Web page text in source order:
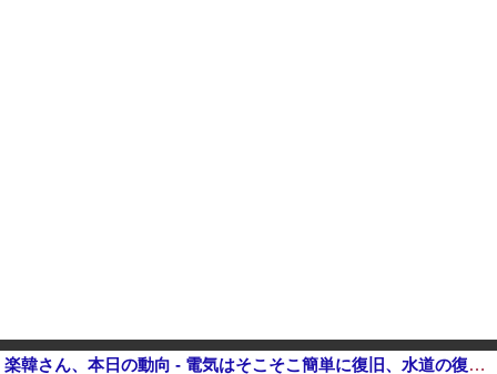
楽韓さん、本日の動向 - 電気はそこそこ簡単に復旧、水道の復旧は時間がかかる……か他